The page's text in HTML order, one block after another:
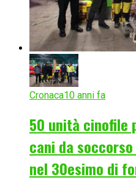
Cronaca10 anni fa
50 unità cinofile
cani da
nel 30esimo di